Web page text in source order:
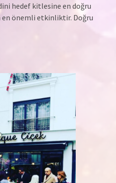
hedef kitlesine en doğru
en önemli etkinliktir. Doğru